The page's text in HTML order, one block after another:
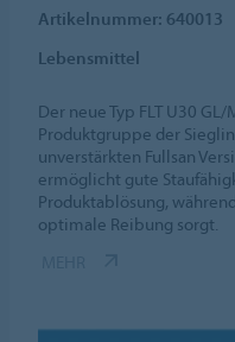
Artikelnummer: 640013
Lebensmittel
Der neue Typ FLT U30
Produktgruppe der
unverstärkten Fullsan
ermöglicht gute
Produktablösung,
optimale Reibung sorgt.